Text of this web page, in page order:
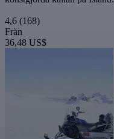
4,6 (168)
Från
36,48 US$